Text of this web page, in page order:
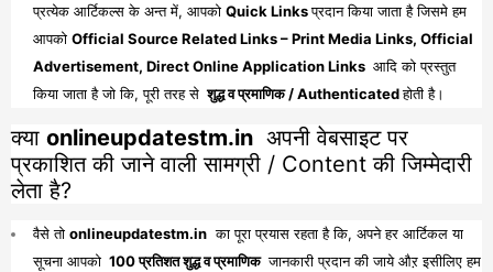
प्रत्येक आर्टिकल्स के अन्त में, आपको Quick Linksप्रदान किया जाता है जिसमे हम
आपको Official Source Related Links – Print Media Links, Official
Advertisement, Direct Online Application Links आदि को प्रस्तुत
किया जाता है जो कि, पूरी तरह से शुद्ध व प्रमाणिक / Authenticatedहोती है।
क्या onlineupdatestm.in अपनी वेबसाइट पर
प्रकाशित की जाने वाली सामग्री / Content की जिम्मेदारी
लेता है?
वैसे तो onlineupdatestm.in का पूरा प्रयास रहता है कि, अपने हर आर्टिकल या
सूचना आपको 100 प्रतिशत शुद्ध व प्रमाणिक जानकारी प्रदान की जाये औऱ इसीलिए हम